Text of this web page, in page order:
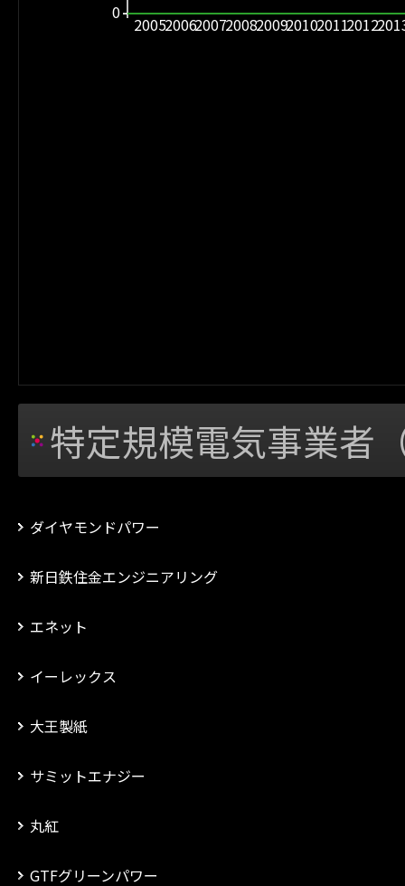
20052006200720082009201020112012
0
特定規模電気事業者
ダイヤモンドパワー
新日鉄住金エンジニアリング
エネット
イーレックス
大王製紙
サミットエナジー
丸紅
GTFグリーンパワー